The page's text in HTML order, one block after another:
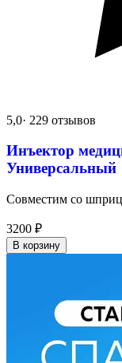
5,0· 229 отзывов
Инъектор
Универсальный
Совместим со
3200 ₽
В корзину